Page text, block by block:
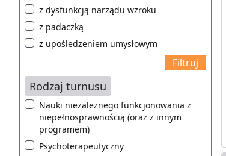
z dysfunkcją narządu wzroku
z padaczką
z upośledzeniem umysłowym
Rodzaj turnusu
Nauki niezależnego funkcjonowania z
niepełnosprawnością (oraz z innym
programem)
Psychoterapeutyczny